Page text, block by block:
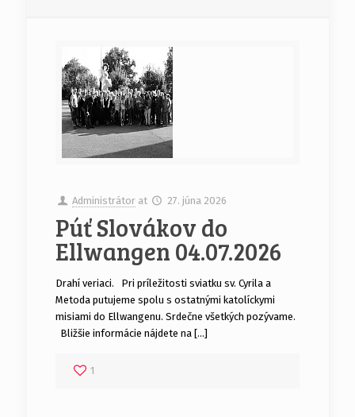
Administrátor at 27. júna 2026
Púť Slovákov do
Ellwangen 04.07.2026
Drahí veriaci. Pri príležitosti sviatku sv. Cyrila a
Metoda putujeme spolu s ostatnými katolíckymi
misiami do Ellwangenu. Srdečne všetkých pozývame.
Bližšie informácie nájdete na […]
1